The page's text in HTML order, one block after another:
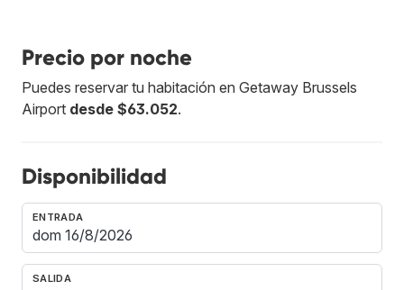
Precio por noche
Puedes reservar tu habitación en Getaway Brussels
Airport desde $63.052.
Disponibilidad
ENTRADA
SALIDA